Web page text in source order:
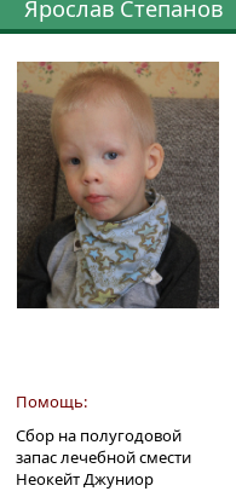
Ярослав Степанов
Помощь:
Сбор на полугодовой
запас лечебной смести
Неокейт Джуниор